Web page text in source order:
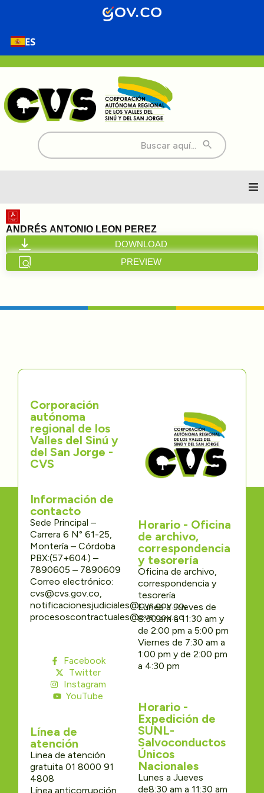
ES
Buscar:
Inicio
Nosotros
Transparencia
Participa
Trámites y Servicios
Contáctenos
ANDRÉS ANTONIO LEON PEREZ
DOWNLOAD
PREVIEW
Corporación
autónoma
regional de los
Valles del Sinú y
del San Jorge -
CVS
Información de
contacto
Sede Principal –
Carrera 6 N° 61-25,
Montería – Córdoba
PBX:(57+604) –
7890605 – 7890609
Correo electrónico:
cvs@cvs.gov.co,
notificacionesjudiciales@cvs.gov.co,
procesoscontractuales@cvs.gov.co
Facebook
Twitter
Instagram
YouTube
Línea de
atención
Linea de atención
gratuita 01 8000 91
4808
Línea anticorrupción
Horario - Oficina
de archivo,
correspondencia
y tesorería
Oficina de archivo,
correspondencia y
tesorería
Lunes a Jueves de
8:30 am a 11:30 am y
de 2:00 pm a 5:00 pm
Viernes de 7:30 am a
1:00 pm y de 2:00 pm
a 4:30 pm
Horario -
Expedición de
SUNL-
Salvoconductos
Únicos
Nacionales
Lunes a Jueves
de8:30 am a 11:30 am